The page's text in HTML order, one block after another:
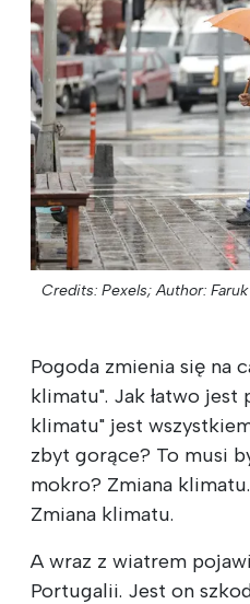
Credits: Pexels; Author: Faruk
Pogoda zmienia się na
klimatu". Jak łatwo jest
klimatu" jest
zbyt gorące? To musi
mokro? Zmiana
Zmiana klimatu.
A wraz z wiatrem
Portugalii. Jest on